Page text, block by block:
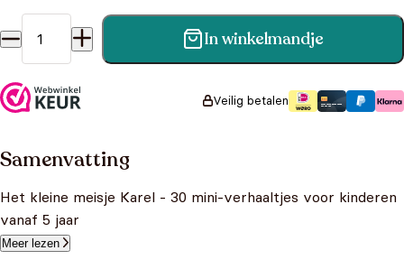
Het kleine meisje Karel - 30 mini-verhaaltjes aantal
In winkelmandje
Veilig betalen
Samenvatting
Het kleine meisje Karel - 30 mini-verhaaltjes voor kinderen
vanaf 5 jaar
Meer lezen